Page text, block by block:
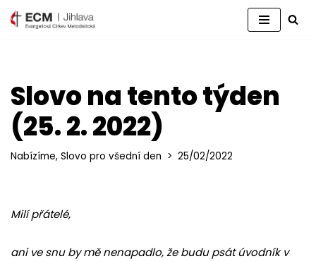
Slovo na tento týden
(25. 2. 2022)
Nabízíme, Slovo pro všední den 25/02/2022
Milí přátelé,
ani ve snu by mě nenapadlo, že budu psát úvodník v